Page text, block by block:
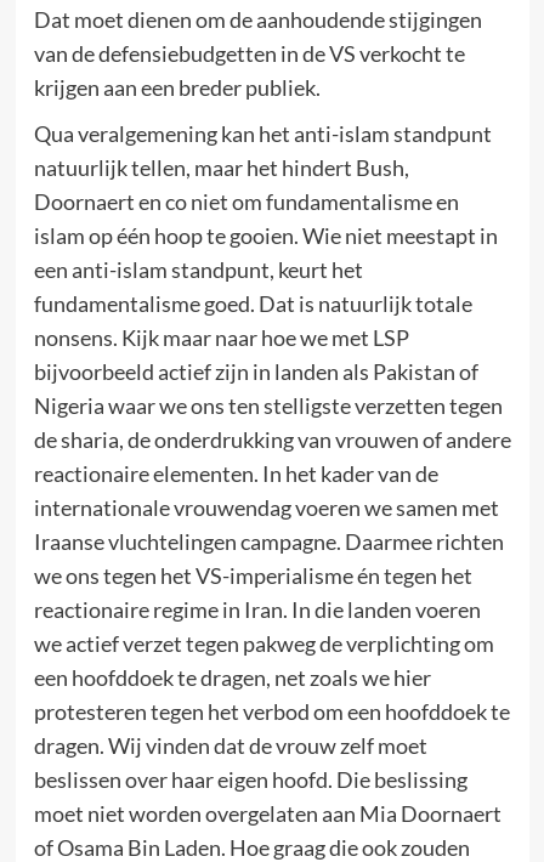
Dat moet dienen om de aanhoudende stijgingen
van de defensiebudgetten in de VS verkocht te
krijgen aan een breder publiek.
Qua veralgemening kan het anti-islam standpunt
natuurlijk tellen, maar het hindert Bush,
Doornaert en co niet om fundamentalisme en
islam op één hoop te gooien. Wie niet meestapt in
een anti-islam standpunt, keurt het
fundamentalisme goed. Dat is natuurlijk totale
nonsens. Kijk maar naar hoe we met LSP
bijvoorbeeld actief zijn in landen als Pakistan of
Nigeria waar we ons ten stelligste verzetten tegen
de sharia, de onderdrukking van vrouwen of andere
reactionaire elementen. In het kader van de
internationale vrouwendag voeren we samen met
Iraanse vluchtelingen campagne. Daarmee richten
we ons tegen het VS-imperialisme én tegen het
reactionaire regime in Iran. In die landen voeren
we actief verzet tegen pakweg de verplichting om
een hoofddoek te dragen, net zoals we hier
protesteren tegen het verbod om een hoofddoek te
dragen. Wij vinden dat de vrouw zelf moet
beslissen over haar eigen hoofd. Die beslissing
moet niet worden overgelaten aan Mia Doornaert
of Osama Bin Laden. Hoe graag die ook zouden